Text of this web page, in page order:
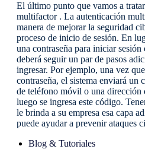
El último punto que vamos a
multifactor . La autenticación
manera de mejorar la seguridad
proceso de inicio de sesión. En
una contraseña para iniciar sesión
deberá seguir un par de pasos
ingresar. Por ejemplo, una vez
contraseña, el sistema enviará un
de teléfono móvil o una dirección
luego se ingresa este código.
le brinda a su empresa esa capa
puede ayudar a prevenir ataques
Blog & Tutoriales